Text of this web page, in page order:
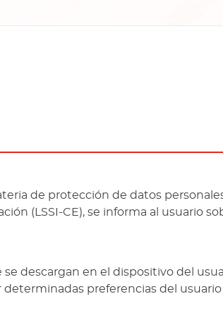
de protección de datos
(LSSI-CE), se informa al usuario
descargan en el dispositivo del
preferencias del usuario